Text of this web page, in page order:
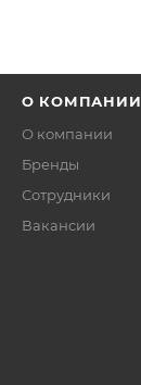
О КОМПАНИИ
О компании
Бренды
Сотрудники
Вакансии